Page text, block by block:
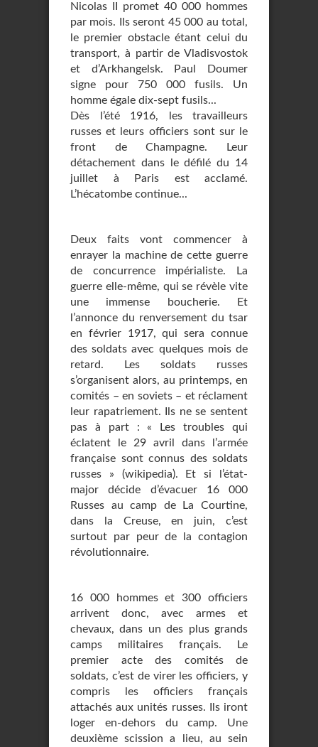
Nicolas II promet 40 000 hommes
par mois. Ils seront 45 000 au total,
le premier obstacle étant celui du
transport, à partir de Vladisvostok
et d’Arkhangelsk. Paul Doumer
signe pour 750 000 fusils. Un
homme égale dix-sept fusils...
Dès l’été 1916, les travailleurs
russes et leurs officiers sont sur le
front de Champagne. Leur
détachement dans le défilé du 14
juillet à Paris est acclamé.
L’hécatombe continue...
Deux faits vont commencer à
enrayer la machine de cette guerre
de concurrence impérialiste. La
guerre elle-même, qui se révèle vite
une immense boucherie. Et
l’annonce du renversement du tsar
en février 1917, qui sera connue
des soldats avec quelques mois de
retard. Les soldats russes
s’organisent alors, au printemps, en
comités – en soviets – et réclament
leur rapatriement. Ils ne se sentent
pas à part : « Les troubles qui
éclatent le 29 avril dans l’armée
française sont connus des soldats
russes » (wikipedia). Et si l’état-
major décide d’évacuer 16 000
Russes au camp de La Courtine,
dans la Creuse, en juin, c’est
surtout par peur de la contagion
révolutionnaire.
16 000 hommes et 300 officiers
arrivent donc, avec armes et
chevaux, dans un des plus grands
camps militaires français. Le
premier acte des comités de
soldats, c’est de virer les officiers, y
compris les officiers français
attachés aux unités russes. Ils iront
loger en-dehors du camp. Une
deuxième scission a lieu, au sein